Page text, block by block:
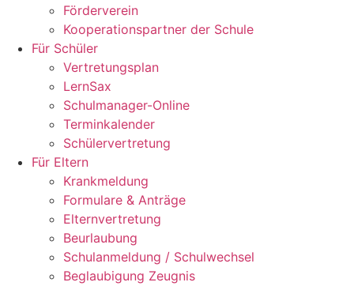
Förderverein
Kooperationspartner der Schule
Für Schüler
Vertretungsplan
LernSax
Schulmanager-Online
Terminkalender
Schülervertretung
Für Eltern
Krankmeldung
Formulare & Anträge
Elternvertretung
Beurlaubung
Schulanmeldung / Schulwechsel
Beglaubigung Zeugnis